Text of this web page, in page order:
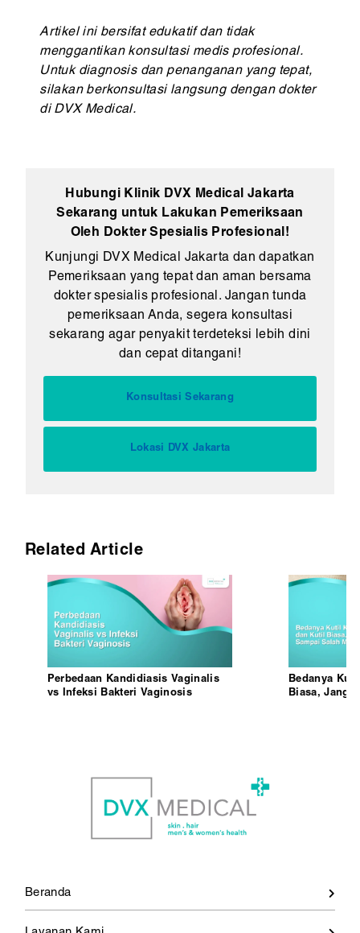
Artikel ini bersifat edukatif dan tidak
menggantikan konsultasi medis profesional.
Untuk diagnosis dan penanganan yang tepat,
silakan berkonsultasi langsung dengan dokter
di DVX Medical.
Hubungi Klinik DVX Medical Jakarta
Sekarang untuk Lakukan Pemeriksaan
Oleh Dokter Spesialis Profesional!
Kunjungi DVX Medical Jakarta dan dapatkan
Pemeriksaan yang tepat dan aman bersama
dokter spesialis profesional. Jangan tunda
pemeriksaan Anda, segera konsultasi
sekarang agar penyakit terdeteksi lebih dini
dan cepat ditangani!
Konsultasi Sekarang
Lokasi DVX Jakarta
Related Article
Perbedaan Kandidiasis Vaginalis
vs Infeksi Bakteri Vaginosis
Bedanya
Biasa,
Beranda